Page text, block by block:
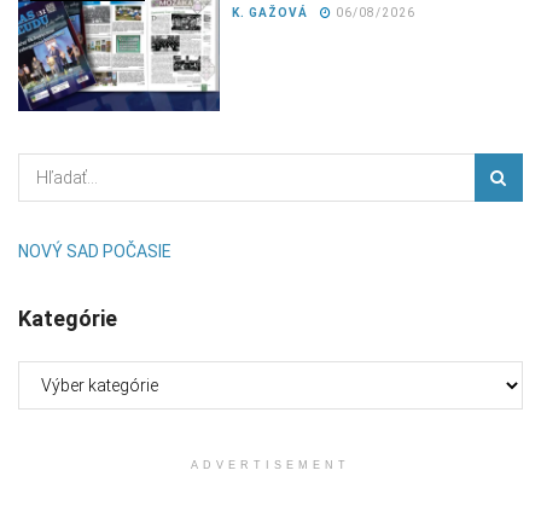
K. GAŽOVÁ 06/08/2026
NOVÝ SAD POČASIE
Kategórie
ADVERTISEMENT